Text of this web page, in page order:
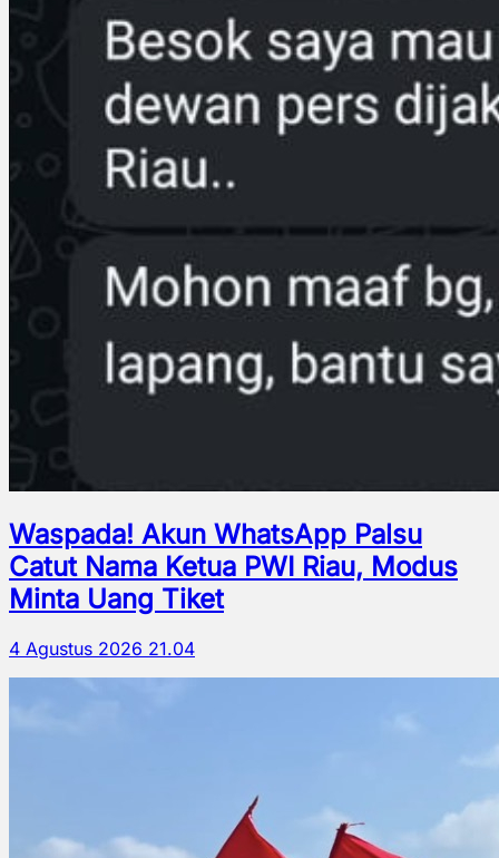
Waspada! Akun WhatsApp Palsu
Catut Nama Ketua PWI Riau, Modus
Minta Uang Tiket
4 Agustus 2026 21.04